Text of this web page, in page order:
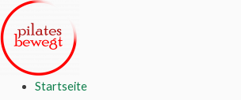
Startseite